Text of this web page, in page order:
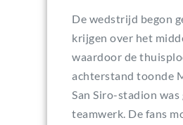
De wedstrijd begon
krijgen over het
waardoor de
achterstand toonde
San Siro-stadion
teamwerk. De fans